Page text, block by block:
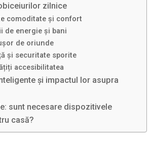
zilnice
comoditate și confort
de energie și bani
de oriunde
și securitate sporite
accesibilitatea
și impactul lor asupra
sunt necesare dispozitivele
casă?